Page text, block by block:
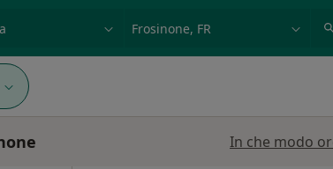
In che modo